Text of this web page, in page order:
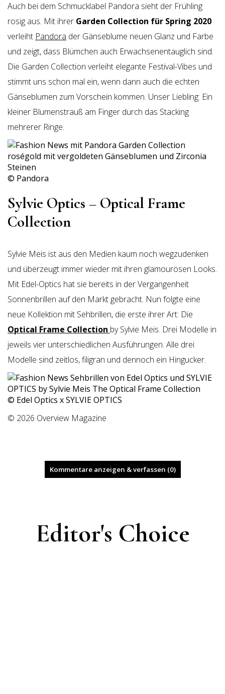
Auch bei dem Schmucklabel Pandora sieht der Frühling
rosig aus. Mit ihrer Garden Collection für Spring 2020
verleiht Pandora der Gänseblume neuen Glanz und Farbe
und zeigt, dass Blümchen auch Erwachsenentauglich sind.
Die Garden Collection verleiht elegante Festival-Vibes und
stimmt uns schon mal ein, wenn dann auch die echten
Gänseblumen zum Vorschein kommen. Unser Liebling: Ein
kleiner Blumenstrauß am Finger durch das Stacking
mehrerer Ringe.
© Pandora
Sylvie Optics – Optical Frame
Collection
Sylvie Meis ist aus den Medien kaum noch wegzudenken
und überzeugt immer wieder mit ihren glamourösen Looks.
Mit Edel-Optics hat sie bereits in der Vergangenheit
Sonnenbrillen auf den Markt gebracht. Nun folgte eine
neue Kollektion mit Sehbrillen, die erste ihrer Art: Die
Optical Frame Collection by Sylvie Meis. Drei Modelle in
jeweils vier unterschiedlichen Ausführungen. Alle drei
Modelle sind zeitlos, filigran und dennoch ein Hingucker.
© Edel Optics x SYLVIE OPTICS
© 2026 Overview Magazine
Kommentare anzeigen & verfassen (0)
Editor's Choice